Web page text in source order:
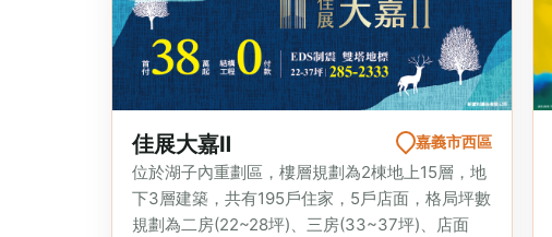
佳展大嘉Ⅱ 嘉義市西區
位於湖子內重劃區，樓層規劃為2棟地上15層，地
下3層建築，共有195戶住家，5戶店面，格局坪數
規劃為二房(22~28坪)、三房(33~37坪)、店面